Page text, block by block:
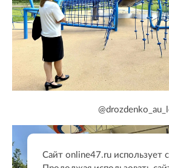
Сайт online47.ru использует